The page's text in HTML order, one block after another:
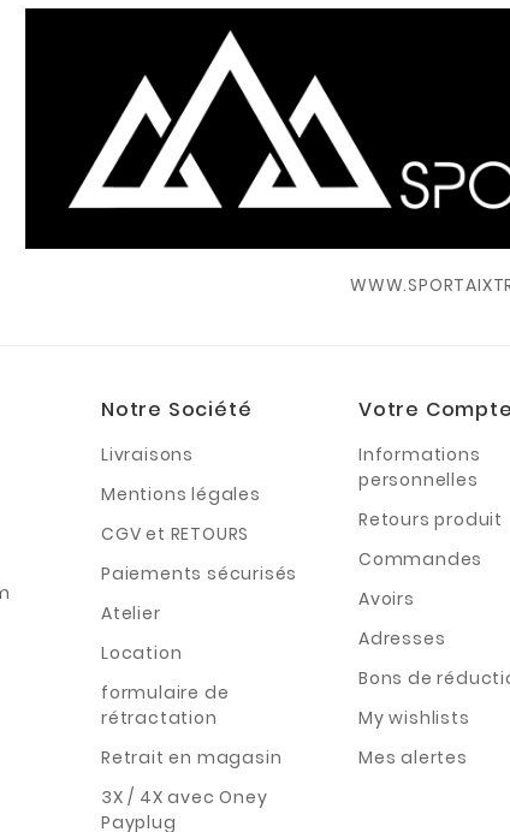
Notre Société
Livraisons
Mentions légales
CGV et RETOURS
Paiements sécurisés
Atelier
Location
formulaire de
rétractation
Retrait en magasin
3X / 4X avec Oney
Payplug
Votre Compte
Informations
personnelles
Retours produit
Commandes
Avoirs
Adresses
Bons de
My wishlists
Mes alertes